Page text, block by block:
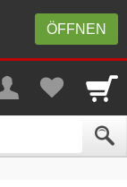
ÖFFNEN